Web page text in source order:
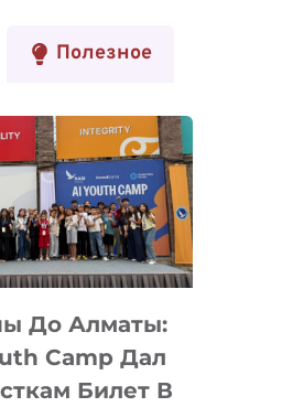
Полезное
До Алматы:
Camp Дал
Билет В